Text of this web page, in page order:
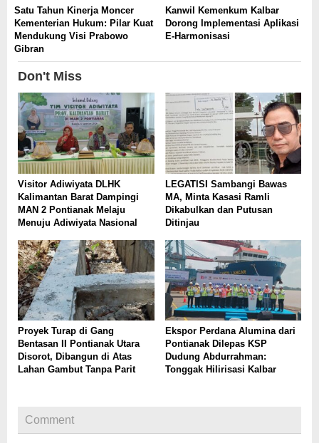
Satu Tahun Kinerja Moncer
Kementerian Hukum: Pilar Kuat
Mendukung Visi Prabowo
Gibran
Kanwil Kemenkum Kalbar
Dorong Implementasi Aplikasi
E-Harmonisasi
Don't Miss
Visitor Adiwiyata DLHK
Kalimantan Barat Dampingi
MAN 2 Pontianak Melaju
Menuju Adiwiyata Nasional
LEGATISI Sambangi Bawas
MA, Minta Kasasi Ramli
Dikabulkan dan Putusan
Ditinjau
Proyek Turap di Gang
Bentasan II Pontianak Utara
Disorot, Dibangun di Atas
Lahan Gambut Tanpa Parit
Ekspor Perdana Alumina dari
Pontianak Dilepas KSP
Dudung Abdurrahman:
Tonggak Hilirisasi Kalbar
Comment